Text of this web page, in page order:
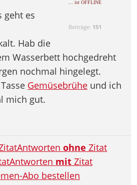
... ist OFFLINE
Beiträge: 151
geht es
Hab die
Wasserbett hochgedreht
nochmal hingelegt.
Gemüsebrühe und ich
mich gut.
Antworten ohne Zitat
Antworten mit Zitat
Abo bestellen